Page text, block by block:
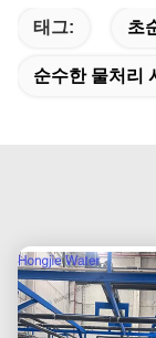
태그: 초
순수한 물처리